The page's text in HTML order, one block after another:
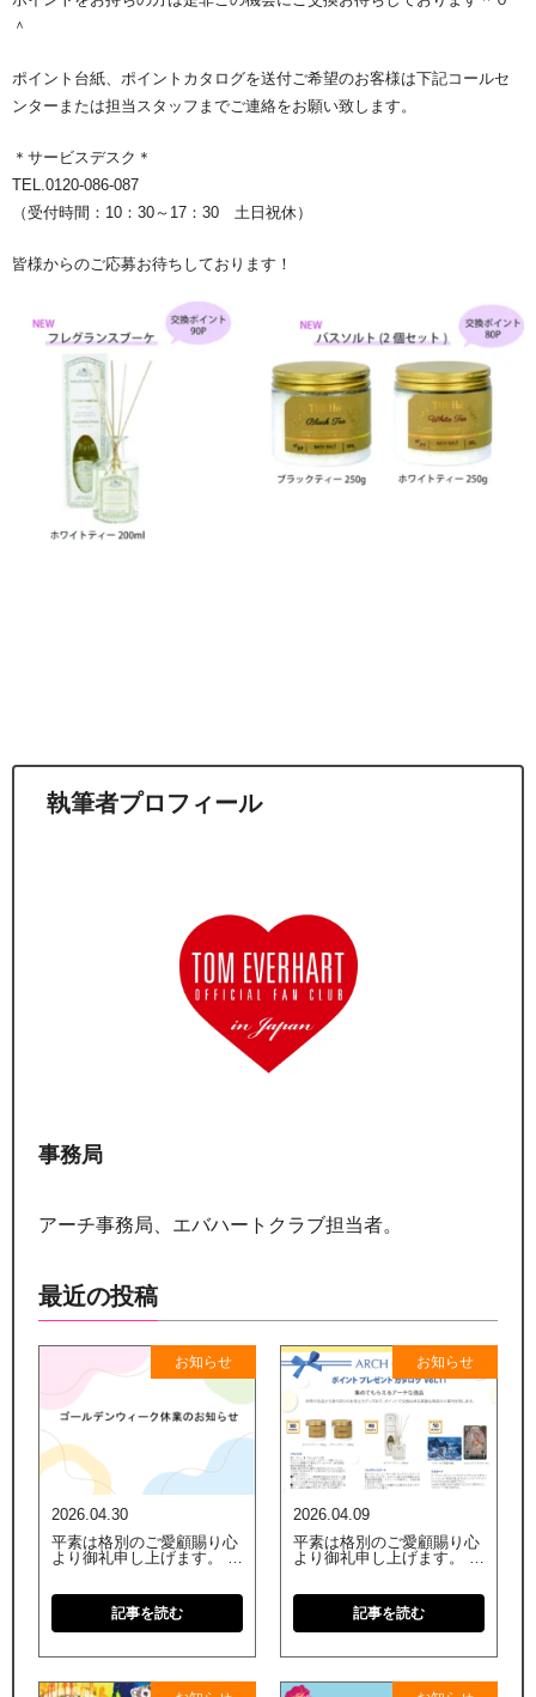
＾
ポイント台紙、ポイントカタログを送付ご希望のお客様は下記コールセ
ンターまたは担当スタッフまでご連絡をお願い致します。
＊サービスデスク＊
TEL.0120-086-087
（受付時間：10：30～17：30 土日祝休）
皆様からのご応募お待ちしております！
執筆者プロフィール
事務局
アーチ事務局、エバハートクラブ担当者。
最近の投稿
お知らせ
2026.04.30
平素は格別のご愛顧賜り心
より御礼申し上げます。 弊
ーク休業とさせていただき
ます。 【本社】 2026年5月
2日（土）～2026年5月6日
記事を読む
お知らせ
2026.04.09
平素は格別のご愛顧賜り心
より御礼申し上げます。 ア
2026年4月10日（金）より
適用となります。 詳細は下
記をご覧くださいますよう
記事を読む